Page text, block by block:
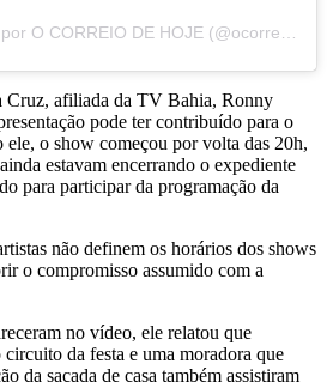
Cruz, afiliada da TV Bahia, Ronny
pode ter contribuído para o
o show começou por volta das 20h,
estavam encerrando o expediente
para participar da programação da
não definem os horários dos shows
o compromisso assumido com a
no vídeo, ele relatou que
da festa e uma moradora que
da sacada de casa também assistiram